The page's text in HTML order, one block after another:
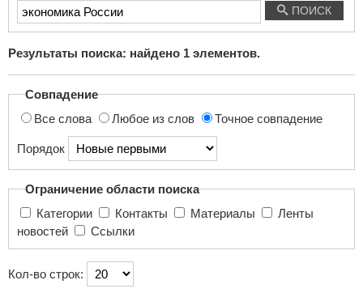
Введите
текст
поиска...
ПОИСК
Результаты поиска: найдено 1 элементов.
Совпадение
Все слова
Любое из слов Точное совпадение
Порядок
Ограничение области поиска
Категории
Контакты Материалы
новостей
Ссылки
Кол-во строк: